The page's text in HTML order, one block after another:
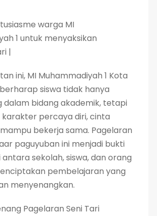
warga MI
1 untuk menyaksikan
|
ini, MI Muhammadiyah 1 Kota
siswa tidak hanya
dalam bidang akademik, tetapi
karakter percaya diri, cinta
bekerja sama. Pagelaran
paguyuban ini menjadi bukti
sekolah, siswa, dan orang
pembelajaran yang
menyenangkan.
Pagelaran Seni Tari